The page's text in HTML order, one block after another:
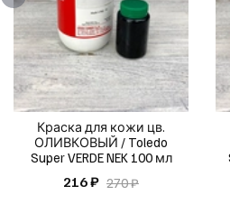
Краска для кожи цв.
ОЛИВКОВЫЙ / Toledo
Super VERDE NEK 100 мл
216 ₽ 270 ₽